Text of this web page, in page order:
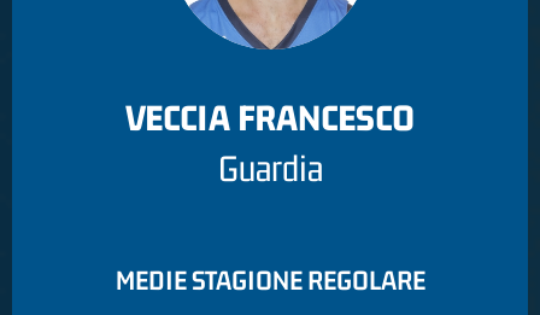
VECCIA FRANCESCO
Guardia
MEDIE STAGIONE REGOLARE